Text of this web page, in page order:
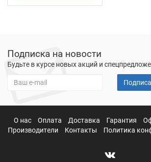
Подписка на новости
Будьте в курсе новых акций и
О нас Оплата Доставка Гарантия
Производители
Контакты Политика